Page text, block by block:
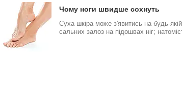
Чому ноги швидше сохнуть
Суха шкіра може з'явитись на будь-
сальних залоз на підошвах ніг;